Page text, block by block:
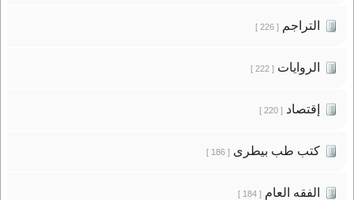
التراجم[ 226 ]
الروايات[ 222 ]
إقتصاد[ 220 ]
كتب طب بيطرى[ 186 ]
الفقه العام[ 184 ]